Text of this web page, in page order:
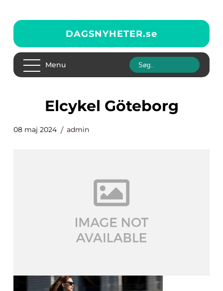
DAGSNYHETER.se
Menu
Elcykel Göteborg
08 maj 2024 admin